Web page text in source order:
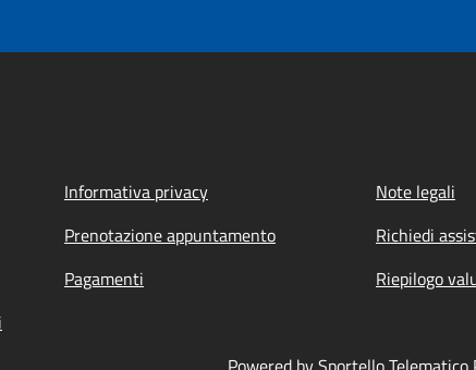
Informativa privacy
Note legali
Prenotazione appuntamento
Richiedi
Pagamenti
Riepilogo